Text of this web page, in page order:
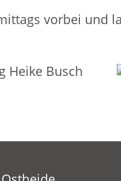
vorbei und